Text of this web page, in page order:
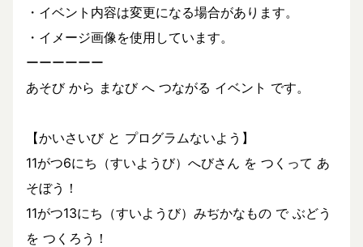
・イベント内容は変更になる場合があります。
・イメージ画像を使用しています。
ーーーーーー
あそび から まなび へ つながる イベント です。
【かいさいび と プログラムないよう】
11がつ6にち（すいようび）へびさん を つくって あ
そぼう！
11がつ13にち（すいようび）みぢかなもの で ぶどう
を つくろう！